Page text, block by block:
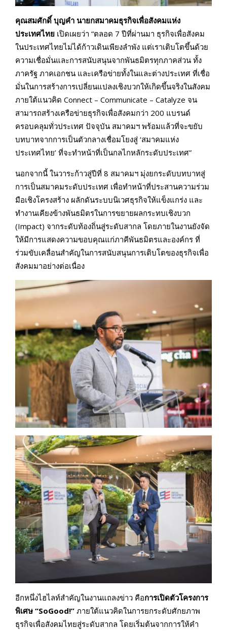
คุณสมศักดิ์ บุญคำ นายกสมาคมธุรกิจเพื่อสังคมแห่ง
ประเทศไทย เปิดเผยว่า “ตลอด 7 ปีที่ผ่านมา ธุรกิจเพื่อสังคม
ในประเทศไทยไม่ได้ก้าวเดินเพียงลำพัง แต่เราเติบโตขึ้นด้วย
ความเชื่อมั่นและการสนับสนุนจากพันธมิตรทุกภาคส่วน ทั้ง
ภาครัฐ ภาคเอกชน และเครือข่ายทั้งในและต่างประเทศ ที่เชื่อ
มั่นในการสร้างการเปลี่ยนแปลงเชิงบวกให้เกิดขึ้นจริงในสังคม
ภายใต้แนวคิด Connect – Communicate – Catalyze จน
สามารถสร้างเครือข่ายธุรกิจเพื่อสังคมกว่า 200 แบรนด์
ครอบคลุมทั่วประเทศ ปัจจุบัน สมาคมฯ พร้อมแล้วที่จะขยับ
บทบาทจากการเป็นตัวกลางเชื่อมโยงสู่ ‘สมาคมแห่ง
ประเทศไทย’ ที่จะทำหน้าที่เป็นกลไกหลักระดับประเทศ”
นอกจากนี้ ในวาระก้าวสู่ปีที่ 8 สมาคมฯ มุ่งยกระดับบทบาทสู่
การเป็นสมาคมระดับประเทศ เพื่อทำหน้าที่ประสานความร่วม
มือเชิงโครงสร้าง ผลักดันระบบนิเวศธุรกิจให้แข็งแกร่ง และ
ทำงานเคียงข้างพันธมิตรในการขยายผลกระทบเชิงบวก
(Impact) จากระดับท้องถิ่นสู่ระดับสากล โดยภายในงานยังจัด
ให้มีการแสดงความขอบคุณแก่ภาคีพันธมิตรและองค์กร ที่
ร่วมขับเคลื่อนสำคัญในการสนับสนุนการเติบโตของธุรกิจเพื่อ
สังคมมาอย่างต่อเนื่อง
อีกหนึ่งไฮไลท์สำคัญในงานแถลงข่าว คือการเปิดตัวโครงการ
พิเศษ “SoGood!” ภายใต้แนวคิดในการยกระดับศักยภาพ
ธุรกิจเพื่อสังคมไทยสู่ระดับสากล โดยเริ่มต้นจากการให้คำ